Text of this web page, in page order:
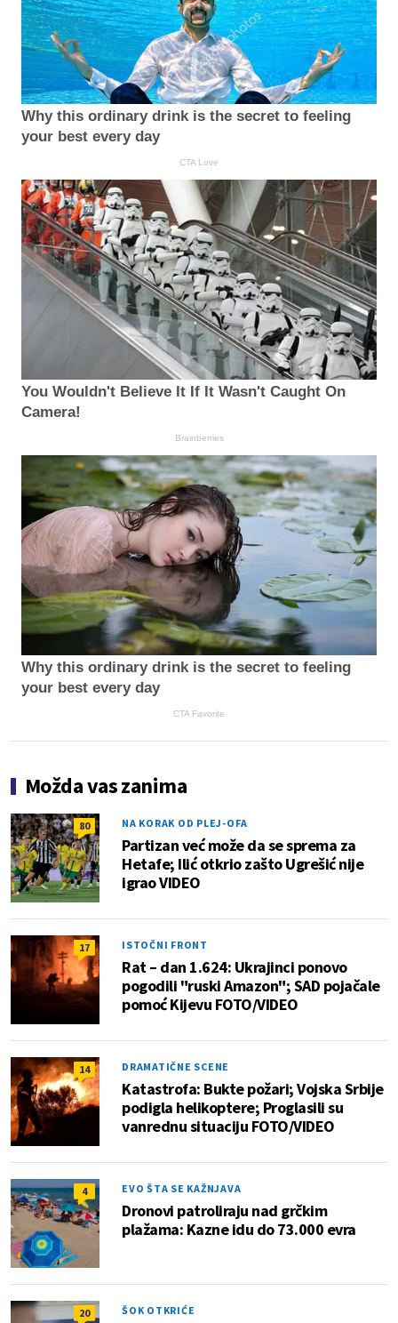
Why this ordinary drink is the secret to feeling
your best every day
CTA Love
You Wouldn't Believe It If It Wasn't Caught On
Camera!
Brainberries
Why this ordinary drink is the secret to feeling
your best every day
CTA Favorite
Možda vas zanima
80 NA KORAK OD PLEJ-OFA
Partizan već može da se sprema za
Hetafe; Ilić otkrio zašto Ugrešić nije
igrao VIDEO
17 ISTOČNI FRONT
Rat – dan 1.624: Ukrajinci ponovo
pogodili "ruski Amazon"; SAD pojačale
pomoć Kijevu FOTO/VIDEO
14 DRAMATIČNE SCENE
Katastrofa: Bukte požari; Vojska Srbije
podigla helikoptere; Proglasili su
vanrednu situaciju FOTO/VIDEO
4 EVO ŠTA SE KAŽNJAVA
Dronovi patroliraju nad grčkim
plažama: Kazne idu do 73.000 evra
20 ŠOK OTKRIĆE